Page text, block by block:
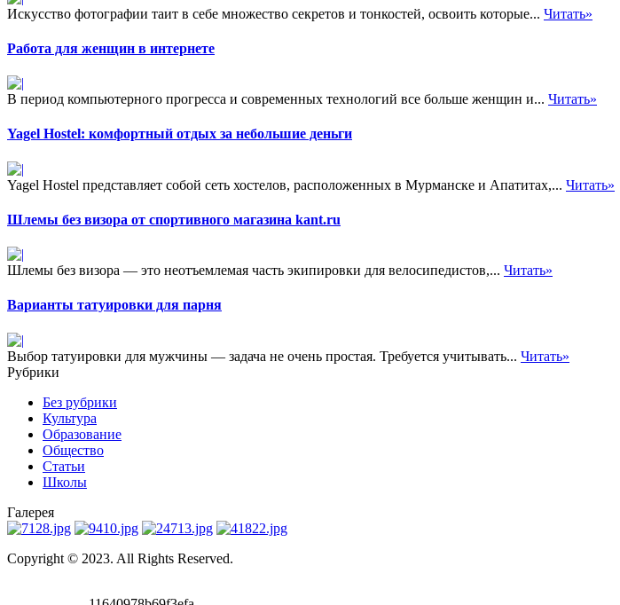
Искусство фотографии таит в себе множество секретов и тонкостей, освоить которые... Читать»
Работа для женщин в интернете
В период компьютерного прогресса и современных технологий все больше женщин и... Читать»
Yagel Hostel: комфортный отдых за небольшие деньги
Yagel Hostel представляет собой сеть хостелов, расположенных в Мурманске и Апатитах,... Читать»
Шлемы без визора от спортивного магазина kant.ru
Шлемы без визора — это неотъемлемая часть экипировки для велосипедистов,... Читать»
Варианты татуировки для парня
Выбор татуировки для мужчины — задача не очень простая. Требуется учитывать... Читать»
Рубрики
Без рубрики
Культура
Образование
Общество
Статьи
Школы
Галерея
Copyright © 2023. All Rights Reserved.